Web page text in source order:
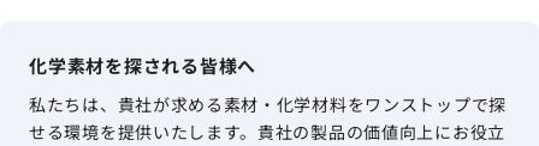
化学素材を探される皆様へ
私たちは、貴社が求める素材・化学材料をワンストップで探
せる環境を提供いたします。貴社の製品の価値向上にお役立